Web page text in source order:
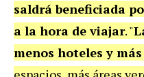
saldrá beneficiada
a la hora de viajar. "
menos hoteles y